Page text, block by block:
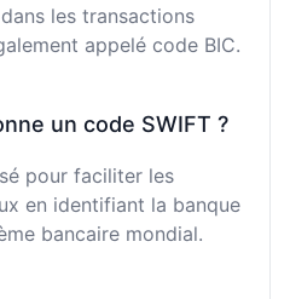
les transactions
appelé code BIC.
un code SWIFT ?
pour faciliter les
en identifiant la banque
bancaire mondial.